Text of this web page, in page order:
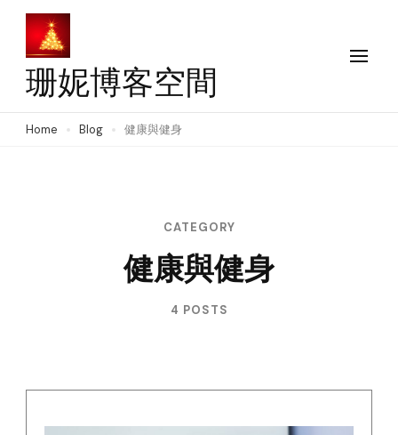
Skip
content
(Press
Enter)
珊妮博客空間
Home Blog 健康與健身
CATEGORY
健康與健身
4 POSTS